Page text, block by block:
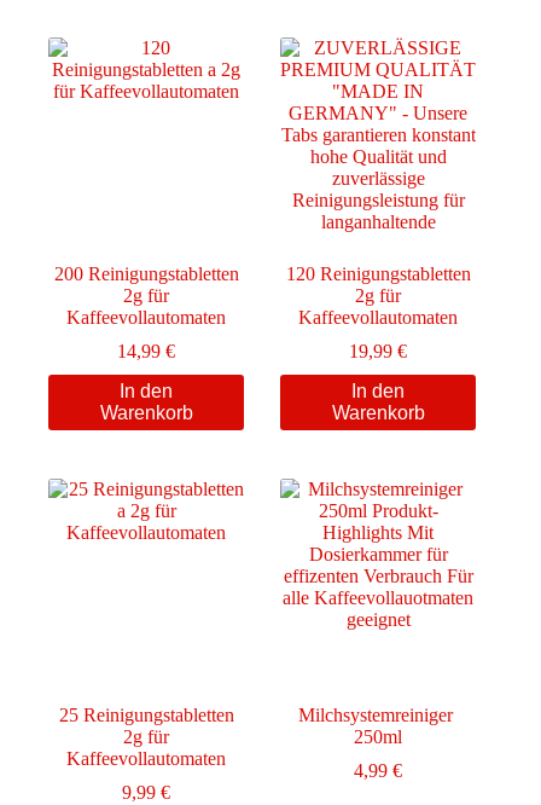
200 Reinigungstabletten
2g für
Kaffeevollautomaten
14,99€
In den
Warenkorb
120 Reinigungstabletten
2g für
Kaffeevollautomaten
19,99€
In den
Warenkorb
25 Reinigungstabletten
2g für
Kaffeevollautomaten
9,99€
Milchsystemreiniger
250ml
4,99€